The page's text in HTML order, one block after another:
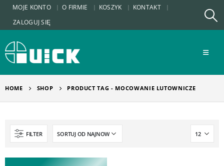
MOJE KONTO O FIRMIE KOSZYK
KONTAKT
ZALOGUJ SIĘ
HOME SHOP PRODUCT TAG - MOCOWANIE LUTOWNICZE
FILTER